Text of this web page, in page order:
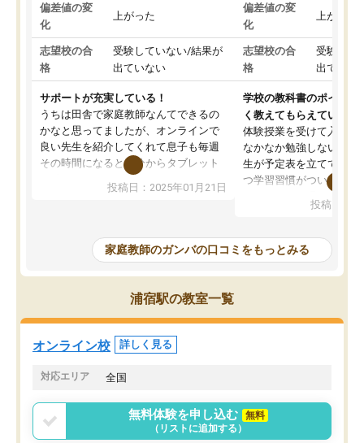
偏差値の変
化
上がった
志望校の合
格
受験していない/結果が
出ていない
サポートが充実している！
うちは田舎で家庭教師なんてできるの
かなと思ってましたが、オンラインで
良い先生を紹介してくれて息子も毎週
その時間になると自分からタブレット
を開いてzoomを繋げるようになりまし
た！5科目なんでもOKなのもとても気
めて1年ほどだった今では平均点以上の
科目が増えてきました！あと1年受験ま
であるので無料の週末教室を使用しな
がら頑張って欲しいと思います！
投稿日：2025年01月21日
偏差値の変
化
上がった
志望校の合
格
受験して
出ていな
学校の教科書のポイント
く教えてもらえている
体験授業を受けて入塾し
なかなか勉強しない息子
生が予定表を立ててくれ
つ学習習慣がついてきま
指導が無い日も予定表
問できるのでとても助か
投稿日：
家庭教師のガンバの口コミをもっとみる
浦宿駅の教室一覧
オンライン校 詳しく見る
対応エリア 全国
無料体験を申し込む
無料
（リストに追加する）